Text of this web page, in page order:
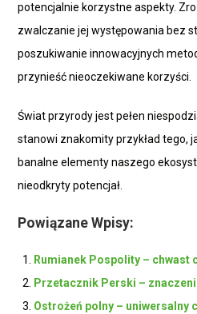
potencjalnie korzystne aspekty.
zwalczanie jej występowania bez
poszukiwanie innowacyjnych
przynieść nieoczekiwane korzyści.
Świat przyrody jest pełen
stanowi znakomity przykład tego,
banalne elementy naszego
nieodkryty potencjał.
Powiązane Wpisy:
Rumianek Pospolity – chwast
Przetacznik Perski –
Ostrożeń polny – uniwersalny